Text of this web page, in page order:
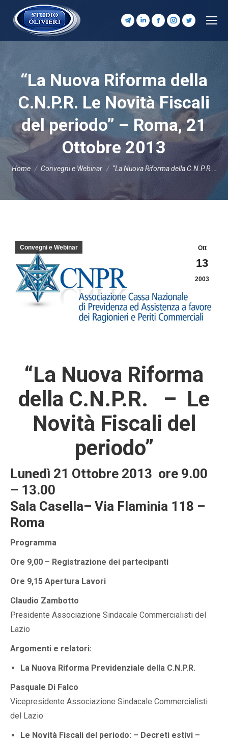
Telegram
page
new
window
Linkedin
page
new
Facebook
page
new
Instagram
page
new
Twitter
page
new
“La Nuova Riforma della
C.N.P.R. Le Novità Fiscali
del periodo” – Roma, 21
Ottobre 2013
Tu sei qui:
Home Convegni e Webinar “La Nuova Riforma della C.N.P.R.…
Ott
13
2003
Convegni e Webinar
“La Nuova Riforma
della C.N.P.R. – Le
Novità Fiscali del
periodo”
Lunedì 21 Ottobre 2013 ore 9.00
– 13.00
Sala Casella– Via Flaminia 118 –
Roma
Programma
Ore 9,00 – Registrazione dei partecipanti
Ore 9,15 Apertura Lavori
Claudio Zambotto
Presidente Associazione Sindacale Commercialisti del
Lazio
Argomenti e relatori:
La Nuova Riforma Previdenziale della C.N.P.R.
Pasquale Di Falco
Vicepresidente Associazione Sindacale Commercialisti
del Lazio
Le Novità Fiscali del periodo: – Decreti estivi –